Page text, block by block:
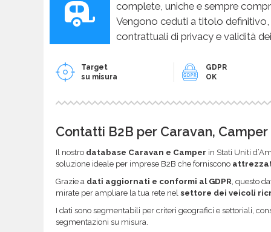
complete, uniche e sempre
Vengono ceduti a titolo
contrattuali di privacy e validità
Target
su misura
GDPR
OK
Contatti B2B per Caravan,
Il nostro database Caravan e Camper in Stati Uniti
soluzione ideale per imprese B2B che forniscono
Grazie a dati aggiornati e conformi al GDPR , questo
mirate per ampliare la tua rete nel settore dei veicoli
I dati sono segmentabili per criteri geografici e settoriali,
segmentazioni su misura.